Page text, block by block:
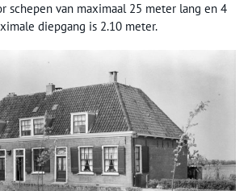
schepen van maximaal 25 meter lang en 4
diepgang is 2.10 meter.